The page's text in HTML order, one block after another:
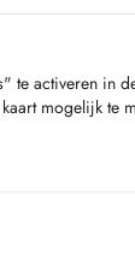
te activeren in
mogelijk te